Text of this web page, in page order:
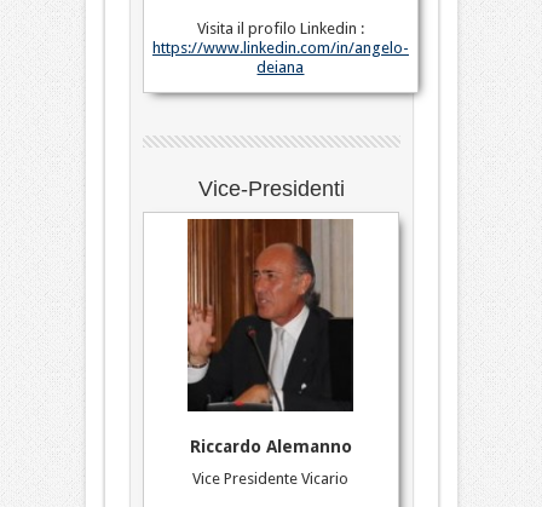
Visita il profilo Linkedin :
https://www.linkedin.com/in/angelo-
deiana
Vice-Presidenti
Riccardo Alemanno
Vice Presidente Vicario